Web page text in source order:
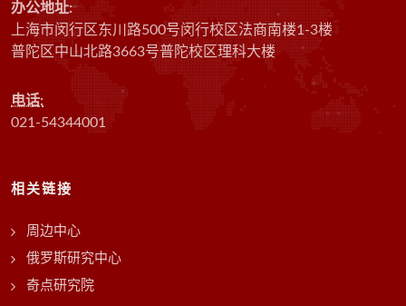
办公地址:
上海市闵行区东川路500号闵行校区法商南楼1-3楼
普陀区中山北路3663号普陀校区理科大楼
电话:
021-54344001
相关链接
周边中心
俄罗斯研究中心
奇点研究院